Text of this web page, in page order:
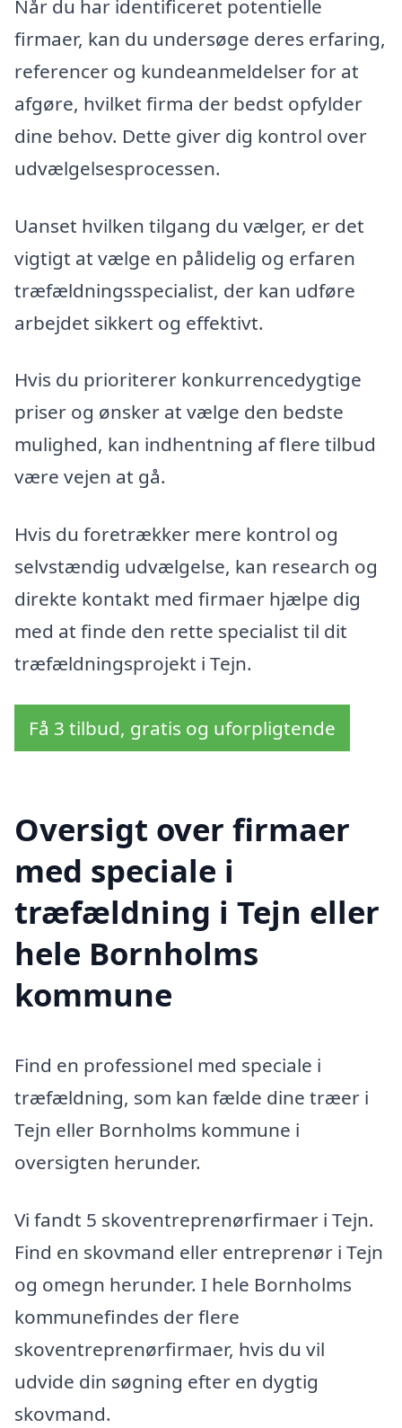
Når du har identificeret potentielle
firmaer, kan du undersøge deres erfaring,
referencer og kundeanmeldelser for at
afgøre, hvilket firma der bedst opfylder
dine behov. Dette giver dig kontrol over
udvælgelsesprocessen.
Uanset hvilken tilgang du vælger, er det
vigtigt at vælge en pålidelig og erfaren
træfældningsspecialist, der kan udføre
arbejdet sikkert og effektivt.
Hvis du prioriterer konkurrencedygtige
priser og ønsker at vælge den bedste
mulighed, kan indhentning af flere tilbud
være vejen at gå.
Hvis du foretrækker mere kontrol og
selvstændig udvælgelse, kan research og
direkte kontakt med firmaer hjælpe dig
med at finde den rette specialist til dit
træfældningsprojekt i Tejn.
Få 3 tilbud, gratis og uforpligtende
Oversigt over firmaer
med speciale i
træfældning i Tejn eller
hele Bornholms
kommune
Find en professionel med speciale i
træfældning, som kan fælde dine træer i
Tejn eller Bornholms kommune i
oversigten herunder.
Vi fandt 5 skoventreprenørfirmaer i Tejn.
Find en skovmand eller entreprenør i Tejn
og omegn herunder. I hele Bornholms
kommunefindes der flere
skoventreprenørfirmaer, hvis du vil
udvide din søgning efter en dygtig
skovmand.